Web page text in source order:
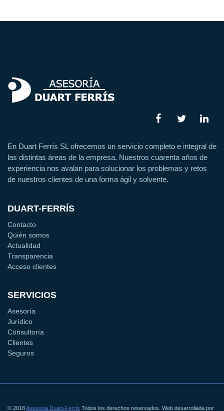
En Duart Ferrís SL ofrecemos un servicio completo e integral de
las distintas áreas de la empresa. Nuestros cuarenta años de
experiencia nos avalan para solucionar los problemas y retos
de nuestros clientes de una forma ágil y solvente.
DUART-FERRÍS
Contacto
Quién somos
Actualidad
Transparencia
Acceso clientes
SERVICIOS
Asesoría
Jurídico
Consultoría
Clientes
Seguros
© 2018Asesoría Duart-Ferrís Todos los derechos reservados. Web desarrollada por